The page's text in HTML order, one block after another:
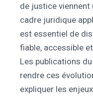
de justice
cadre juridique
est essentiel de
fiable, accessible
Les publications
rendre ces
expliquer les